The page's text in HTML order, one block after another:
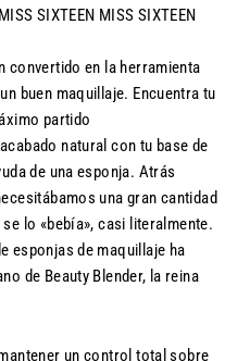
SIXTEEN MISS SIXTEEN
convertido en la herramienta
buen maquillaje. Encuentra tu
partido
natural con tu base de
de una esponja. Atrás
una gran cantidad
lo «bebía», casi literalmente.
esponjas de maquillaje ha
de Beauty Blender, la reina
un control total sobre